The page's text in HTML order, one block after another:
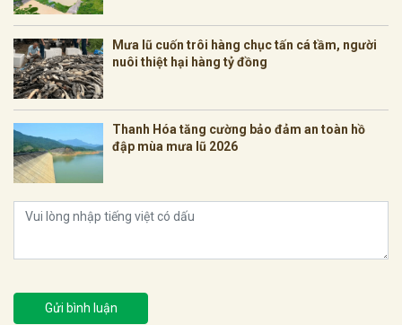
Mưa lũ cuốn trôi hàng chục tấn cá tầm, người
nuôi thiệt hại hàng tỷ đồng
Thanh Hóa tăng cường bảo đảm an toàn hồ
đập mùa mưa lũ 2026
Gửi bình luận